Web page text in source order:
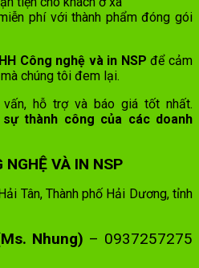
phí với thành phẩm đóng gói
Công nghệ và in NSP để cảm
chúng tôi đem lại.
hỗ trợ và báo giá tốt nhất.
thành công của các doanh
NGHỆ VÀ IN NSP
Tân, Thành phố Hải Dương, tỉnh
Nhung) – 0937257275